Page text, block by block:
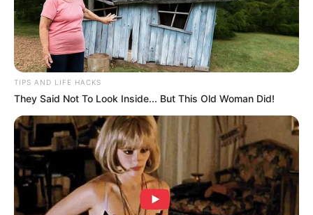
TIPS AND LIFE HACKS
They Said Not To Look Inside... But This Old Woman Did!